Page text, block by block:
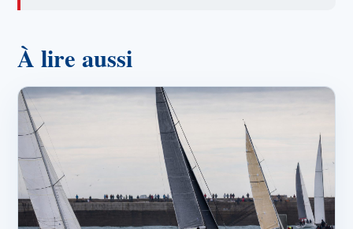
À lire aussi